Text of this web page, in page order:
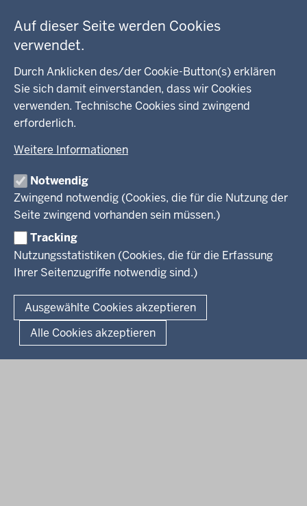
Auf dieser Seite werden Cookies
verwendet.
Durch Anklicken des/der Cookie-Button(s) erklären
Sie sich damit einverstanden, dass wir Cookies
verwenden. Technische Cookies sind zwingend
erforderlich.
Weitere Informationen
Notwendig
Zwingend notwendig (Cookies, die für die Nutzung der
Seite zwingend vorhanden sein müssen.)
Tracking
Nutzungsstatistiken (Cookies, die für die Erfassung
Ihrer Seitenzugriffe notwendig sind.)
Ausgewählte Cookies akzeptieren
Alle Cookies akzeptieren
WEITERE LINKS
Kreis Lippe
Kreis Paderborn
Kreis Minden-Lübbecke
Kreis Gütersloh
Kreis Höxter
Fußzeile
Impressum Datenschutz